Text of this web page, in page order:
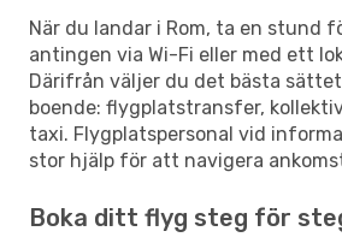
När du landar i Rom, ta en stund
antingen via Wi-Fi eller med ett
Därifrån väljer du det bästa
boende: flygplatstransfer,
taxi. Flygplatspersonal vid
stor hjälp för att navigera
Boka ditt flyg steg för